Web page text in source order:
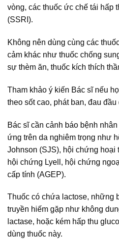
vòng, các thuốc ức chế tái hấp
(SSRI).
Không nên dùng cùng các
cảm khác như thuốc chống
sự thèm ăn, thuốc kích thích
Tham khảo ý kiến Bác sĩ nếu
theo sốt cao, phát ban, đau đầu
Bác sĩ cần cảnh báo bệnh
ứng trên da nghiêm trọng như
Johnson (SJS), hội chứng hoại
hội chứng Lyell, hội chứng
cấp tính (AGEP).
Thuốc có chứa lactose, những
truyền hiếm gặp như không
lactase, hoặc kém hấp thu
dùng thuốc này.